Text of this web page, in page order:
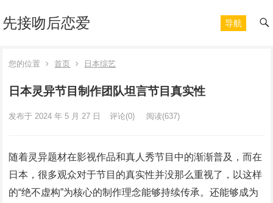
先接吻后恋爱 导航
您的位置 首页 日本综艺
日本灵异节目制作团队坦言节目真实性
发布于 2024 年 5 月 27 日 评论(0) 阅读(637)
随着灵异题材在影视作品和真人秀节目中的渐渐普及，而在
日本，很多观众对于节目的真实性并没那么重视了，以这样
的“绝不虚构”为核心的制作理念能够持续传承。还能够成为